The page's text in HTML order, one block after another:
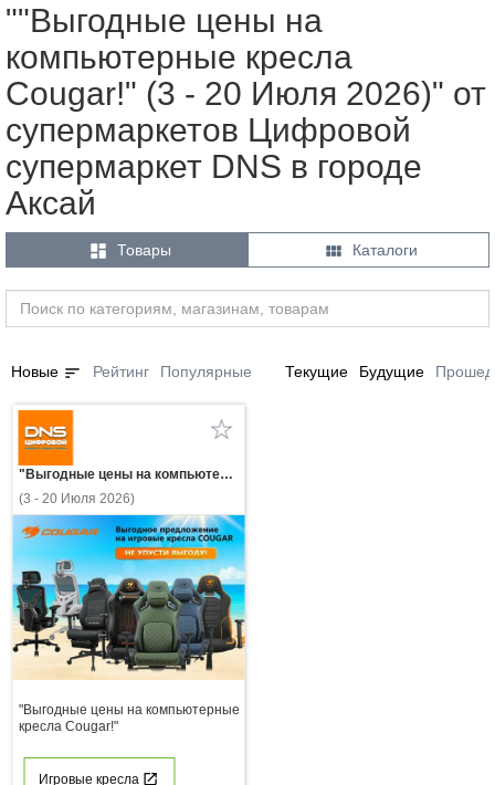
""Выгодные цены на
компьютерные кресла
Cougar!" (3 - 20 Июля 2026)" от
супермаркетов Цифровой
супермаркет DNS в городе
Аксай
 Товары  Каталоги
Новые sort Рейтинг Популярные Текущие Будущие
"Выгодные цены на компьютерные кресла Cougar!"
(3 - 20 Июля 2026)
"Выгодные цены на компьютерные
кресла Cougar!"
Игровые кресла